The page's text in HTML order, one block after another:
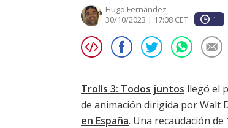
Hugo Fernández
30/10/2023 | 17:08 CET
1'
Trolls 3: Todos juntos llegó el
de animación dirigida por Walt
en España. Una recaudación de